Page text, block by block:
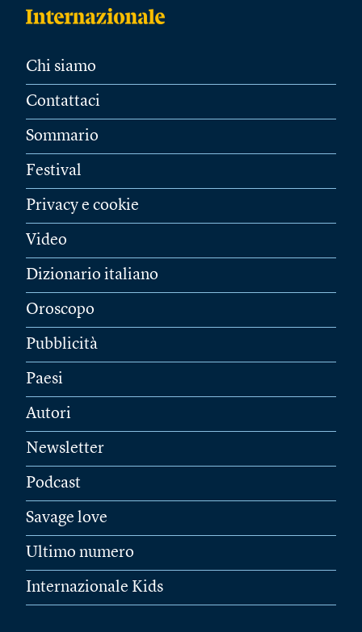
Chi siamo
Contattaci
Sommario
Festival
Privacy e cookie
Video
Dizionario italiano
Oroscopo
Pubblicità
Paesi
Autori
Newsletter
Podcast
Savage love
Ultimo numero
Internazionale Kids